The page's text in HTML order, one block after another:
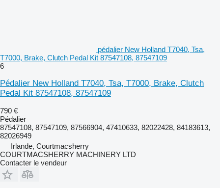
pédalier New Holland T7040, Tsa,
T7000, Brake, Clutch Pedal Kit 87547108, 87547109
6
Pédalier New Holland T7040, Tsa, T7000, Brake, Clutch
Pedal Kit 87547108, 87547109
790 €
Pédalier
87547108, 87547109, 87566904, 47410633, 82022428, 84183613,
82026949
Irlande, Courtmacsherry
COURTMACSHERRY MACHINERY LTD
Contacter le vendeur